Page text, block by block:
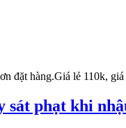
sát phạt khi